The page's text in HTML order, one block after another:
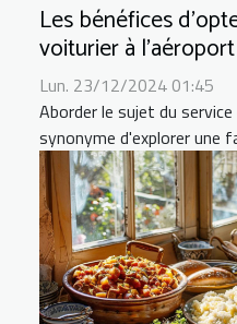
Les bénéfices
voiturier à l'aéroport
Lun. 23/12/2024 01:45
Aborder le sujet du
synonyme d'explorer une